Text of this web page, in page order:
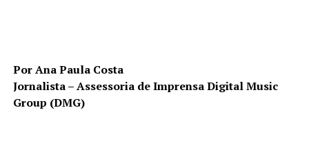
Por Ana Paula Costa
Jornalista – Assessoria de Imprensa Digital Music
Group (DMG)